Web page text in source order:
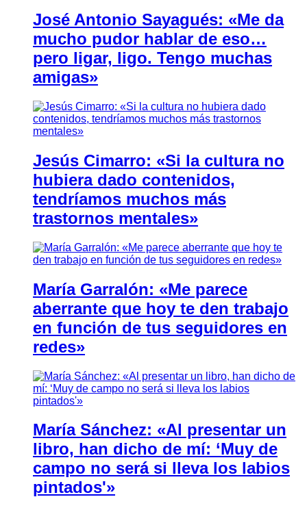
José Antonio Sayagués: «Me da
mucho pudor hablar de eso…
pero ligar, ligo. Tengo muchas
amigas»
Jesús Cimarro: «Si la cultura no
hubiera dado contenidos,
tendríamos muchos más
trastornos mentales»
María Garralón: «Me parece
aberrante que hoy te den trabajo
en función de tus seguidores en
redes»
María Sánchez: «Al presentar un
libro, han dicho de mí: ‘Muy de
campo no será si lleva los labios
pintados'»